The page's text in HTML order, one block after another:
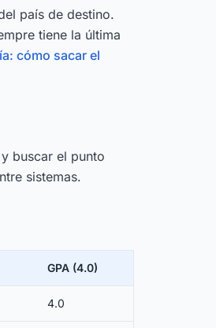
país de destino.
tiene la última
cómo sacar el
buscar el punto
sistemas.
GPA (4.0)
4.0